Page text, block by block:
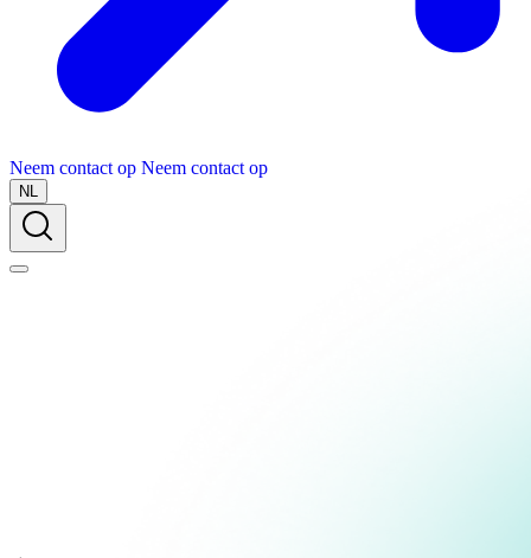
Neem contact op Neem contact op
NL